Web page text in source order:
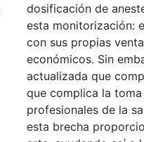
dosificación de
esta monitorización:
con sus propias
económicos. Sin
actualizada que
que complica la
profesionales de la
esta brecha